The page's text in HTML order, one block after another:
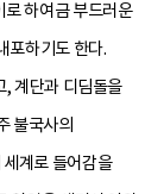
하여금 부드러운
포하기도 한다.
, 계단과 디딤돌을
불국사의
계로 들어감을